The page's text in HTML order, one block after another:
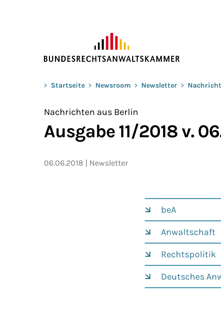
Sie befinden sich hier:
> Startseite > Newsroom > Newsletter >
Nachrichten aus Berlin
Ausgabe 11/2018 v.
06.06.2018 Newsletter
beA
Anwaltschaft
Rechtspolitik
Deutsches